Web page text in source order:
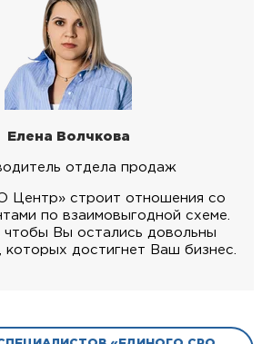
Елена Волчкова
отдела продаж
Центр» строит отношения со
по взаимовыгодной схеме.
чтобы Вы остались довольны
которых достигнет Ваш бизнес.